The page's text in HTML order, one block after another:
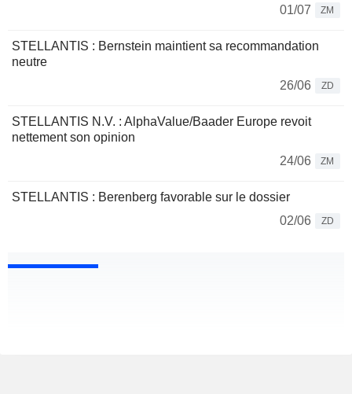
01/07
ZM
STELLANTIS : Bernstein maintient sa recommandation
neutre
26/06
ZD
STELLANTIS N.V. : AlphaValue/Baader Europe revoit
nettement son opinion
24/06
ZM
STELLANTIS : Berenberg favorable sur le dossier
02/06
ZD